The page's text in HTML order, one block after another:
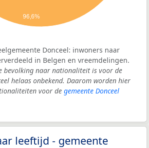
96,6%
Donceel: inwoners naar
in Belgen en vreemdelingen.
bevolking naar nationaliteit is voor de
helaas onbekend. Daarom worden hier
voor de gemeente Donceel
leeftijd - gemeente